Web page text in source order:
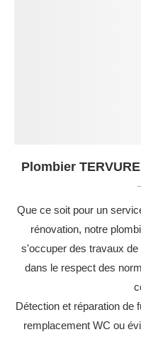
Plombier
Que ce soit pour un
rénovation, notre
s'occuper des travaux
dans le respect des
Détection et réparation de
remplacement WC ou